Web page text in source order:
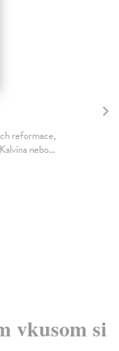
reformace,
nebo...
vkusom si